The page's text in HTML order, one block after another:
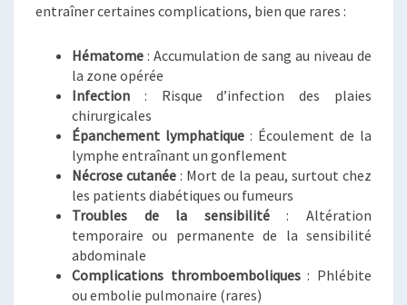
entraîner certaines complications, bien que rares :
Hématome : Accumulation de sang au niveau de
la zone opérée
Infection : Risque d’infection des plaies
chirurgicales
Épanchement lymphatique : Écoulement de la
lymphe entraînant un gonflement
Nécrose cutanée : Mort de la peau, surtout chez
les patients diabétiques ou fumeurs
Troubles de la sensibilité: Altération
temporaire ou permanente de la sensibilité
abdominale
Complications thromboemboliques: Phlébite
ou embolie pulmonaire (rares)